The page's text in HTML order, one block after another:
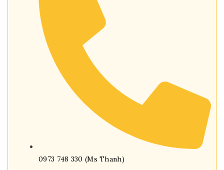
0973 748 330 (Ms Thanh)